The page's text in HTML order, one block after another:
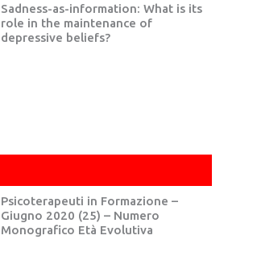
Sadness-as-information: What is its
role in the maintenance of
depressive beliefs?
Psicoterapeuti in Formazione –
Giugno 2020 (25) – Numero
Monografico Età Evolutiva